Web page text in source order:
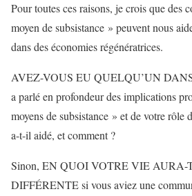
Pour toutes ces raisons, je crois que des
moyen de subsistance » peuvent nous
dans des économies régénératrices.
AVEZ-VOUS EU QUELQU’UN
a parlé en profondeur des implications
moyens de subsistance » et de votre rôle
a-t-il aidé, et comment ?
Sinon, EN QUOI VOTRE VIE AURA-
DIFFÉRENTE si vous aviez une